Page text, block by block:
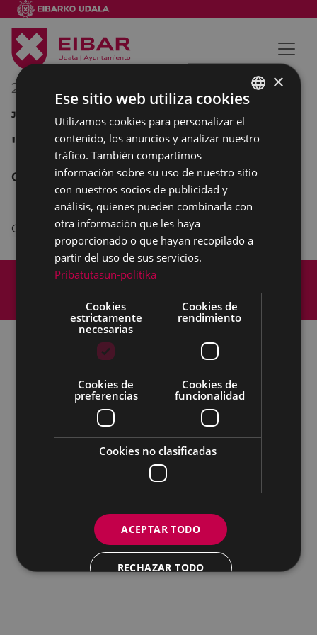
20/02/2015
JORNADAS DE TEATRO
"¿Para qué sirve el teatro?"
COLISEO ANTZOKIA
Coloquio deMiguel del Arco.
Mapa del Sitio
Accesibilidad
Todas las redes sociales del Ayuntamiento
Eibarko Udala - Untzaga plaza, 1 | 20600 Eibar
Tfnoa.: 943 70 84 00 / 010 | Faxa: 943 70 84 16 |
IFZ: P2003100A | DIR3 L01200300
BASQUE
SPANISH
×
Ese sitio web utiliza cookies
Utilizamos cookies para personalizar el
contenido, los anuncios y analizar nuestro
tráfico. También compartimos
información sobre su uso de nuestro sitio
con nuestros socios de publicidad y
análisis, quienes pueden combinarla con
otra información que les haya
proporcionado o que hayan recopilado a
partir del uso de sus servicios.
Pribatutasun-politika
Cookies
estrictamente
necesarias
Cookies de
rendimiento
Cookies de
preferencias
Cookies de
funcionalidad
Cookies no clasificadas
ACEPTAR TODO
RECHAZAR TODO